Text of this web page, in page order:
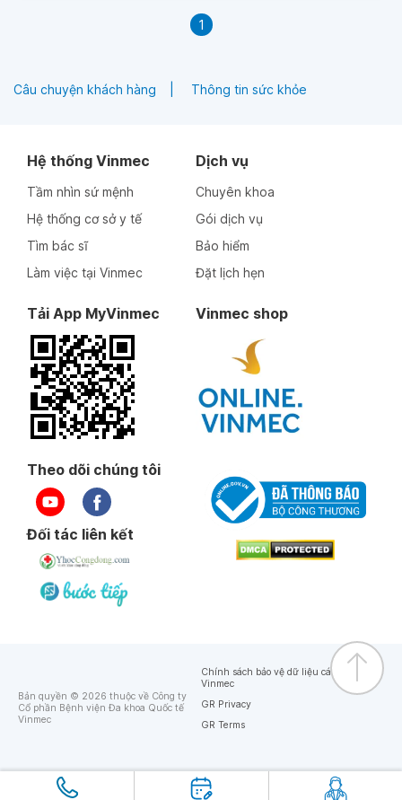
1
Câu chuyện khách hàng Thông tin sức khỏe
Hệ thống Vinmec
Tầm nhìn sứ mệnh
Hệ thống cơ sở y tế
Tìm bác sĩ
Làm việc tại Vinmec
Dịch vụ
Chuyên khoa
Gói dịch vụ
Bảo hiểm
Đặt lịch hẹn
Tải App MyVinmec Vinmec shop
Theo dõi chúng tôi
Đối tác liên kết
Bản quyền © 2026 thuộc về Công ty
Cổ phần Bệnh viện Đa khoa Quốc tế
Vinmec
Chính sách bảo vệ dữ liệu cá nhân của
Vinmec
GR Privacy
GR Terms